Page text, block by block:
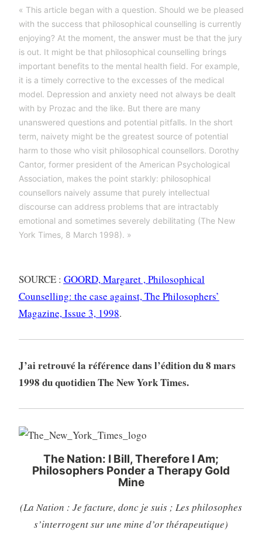
« This article began with a question. Should we be pleased
with the success that philosophical counselling is currently
enjoying? At the moment, the answer must be that the jury
is out. It might be that philosophical counselling brings
important benefits to the mental health field. For example,
it is a timely corrective to the excesses of the medical
model. Depression and anxiety need not always be dealt
with by Prozac and the like. But there are many
unanswered questions and potential pitfalls. In the short
term, naivety might be the greatest source of potential
harm to those who visit philosophical counsellors. Dorothy
Cantor, former president of the American Psychological
Association, makes the point starkly: philosophical
counsellors naively assume that purely intellectual
discourse can address problems that are intractably
emotional and sometimes severely debilitating (The New
York Times, 8 March 1998). »
SOURCE : GOORD, Margaret , Philosophical
Counselling: the case against, The Philosophers’
Magazine, Issue 3, 1998.
J’ai retrouvé la référence dans l’édition du 8 mars
1998 du quotidien The New York Times.
The Nation: I Bill, Therefore I Am;
Philosophers Ponder a Therapy Gold
Mine
(La Nation : Je facture, donc je suis ; Les philosophes
s’interrogent sur une mine d’or thérapeutique)